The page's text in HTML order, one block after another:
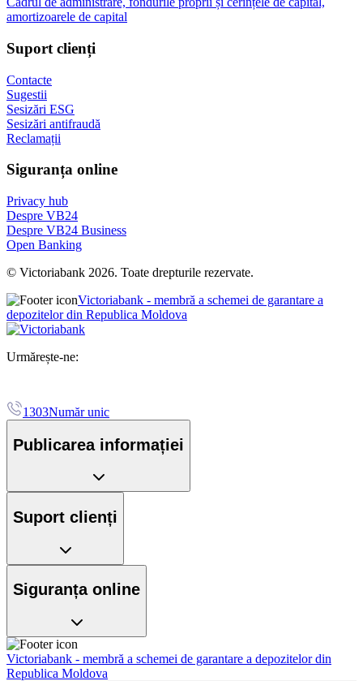
amortizoarele de capital
Suport clienți
Contacte
Sugestii
Sesizări ESG
Sesizări antifraudă
Reclamații
Siguranța online
Privacy hub
Despre VB24
Despre VB24 Business
Open Banking
© Victoriabank 2026. Toate drepturile rezervate.
Victoriabank - membră a schemei de garantare a
depozitelor din Republica Moldova
Urmărește-ne:
1303Număr unic
Publicarea informației
Suport clienți
Siguranța online
Victoriabank - membră a schemei de garantare a depozitelor din
Republica Moldova